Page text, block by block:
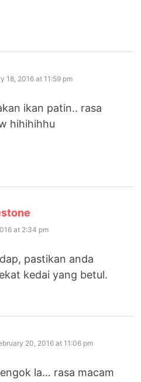
18, 2016 at 11:59 pm
ikan patin.. rasa
hihihihhu
at 2:34 pm
pastikan anda
kedai yang betul.
20, 2016 at 11:06 pm
la… rasa macam